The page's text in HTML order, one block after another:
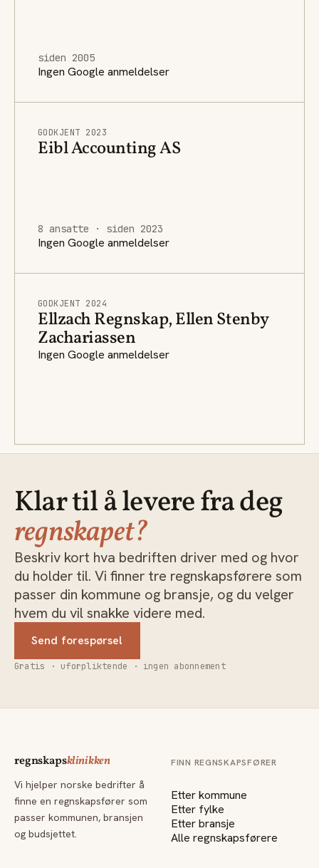
siden 2005
Ingen Google anmeldelser
GODKJENT 2023
Eibl Accounting AS
8 ansatte · siden 2023
Ingen Google anmeldelser
GODKJENT 2024
Ellzach Regnskap, Ellen Stenby
Zachariassen
Ingen Google anmeldelser
Klar til å levere fra deg
regnskapet?
Beskriv kort hva bedriften driver med og hvor
du holder til. Vi finner tre regnskapsførere som
passer din kommune og bransje, og du velger
hvem du vil snakke videre med.
Send forespørsel
Gratis · uforpliktende · ingen abonnement
regnskapsklinikken
Vi hjelper norske bedrifter å
finne en regnskapsfører som
passer kommunen, bransjen
og budsjettet.
FINN REGNSKAPSFØRER
Etter kommune
Etter fylke
Etter bransje
Alle regnskapsførere